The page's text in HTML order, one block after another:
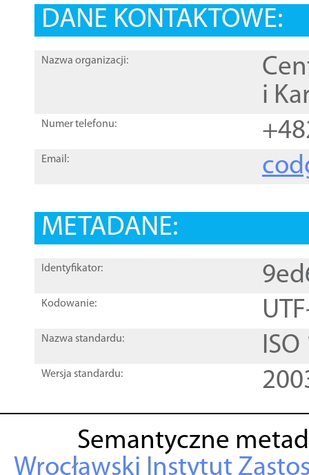
DANE KONTAKTOWE:
Nazwa organizacji:
i
Numer telefonu:
Email:
METADANE:
Identyfikator:
Kodowanie:
Nazwa standardu:
Wersja standardu:
Semantyczne
Wrocławski Instytut